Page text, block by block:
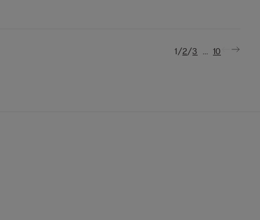
1/2/3 ... 10